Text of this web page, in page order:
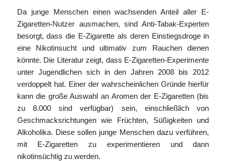
Da junge Menschen einen wachsenden Anteil aller E-
Zigaretten-Nutzer ausmachen, sind Anti-Tabak-Experten
besorgt, dass die E-Zigarette als deren Einstiegsdroge in
eine Nikotinsucht und ultimativ zum Rauchen dienen
könnte. Die Literatur zeigt, dass E-Zigaretten-Experimente
unter Jugendlichen sich in den Jahren 2008 bis 2012
verdoppelt hat. Einer der wahrscheinlichen Gründe hierfür
kann die große Auswahl an Aromen der E-Zigaretten (bis
zu 8.000 sind verfügbar) sein, einschließlich von
Geschmacksrichtungen wie Früchten, Süßigkeiten und
Alkoholika. Diese sollen junge Menschen dazu verführen,
mit E-Zigaretten zu experimentieren und dann
nikotinsüchtig zu werden.